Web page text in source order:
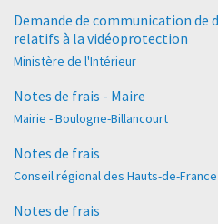
Demande de communication
relatifs à la vidéoprotection
Ministère de l'Intérieur
Notes de frais - Maire
Mairie - Boulogne-Billancourt
Notes de frais
Conseil régional des Hauts-de-France
Notes de frais